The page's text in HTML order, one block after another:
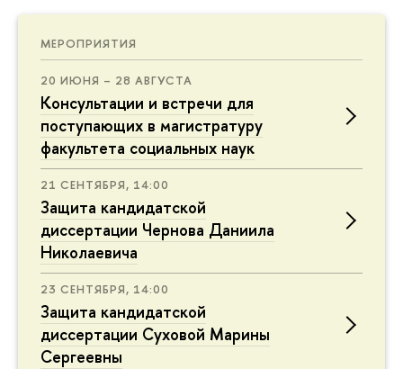
МЕРОПРИЯТИЯ
20 ИЮНЯ – 28 АВГУСТА
Консультации и встречи для
поступающих в магистратуру
факультета социальных наук
21 СЕНТЯБРЯ, 14:00
Защита кандидатской
диссертации Чернова Даниила
Николаевича
23 СЕНТЯБРЯ, 14:00
Защита кандидатской
диссертации Суховой Марины
Сергеевны